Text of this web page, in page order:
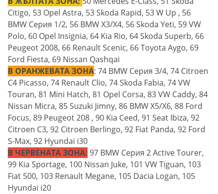
Citigo, 53 Opel Astra, 53 Skoda Rapid, 53 W Up , 56
BMW Серия 1/2, 56 BMW X3/X4, 56 Skoda Yeti, 59 VW
Polo, 60 Opel Insignia, 64 Kia Rio, 64 Skoda Superb, 66
Peugeot 2008, 66 Renault Scеnic, 66 Toyota Aygo, 69
Ford Fiesta, 69 Nissan Qashqai
В ОРАНЖЕВАТА ЗОНА: 74 BMW Серия 3/4, 74 Citroеn
C4 Picasso, 74 Renault Clio, 74 Skoda Fabia, 74 VW
Touran, 81 Mini Hatch, 81 Opel Corsa, 83 VW Caddy, 84
Nissan Micra, 85 Suzuki Jimny, 86 BMW X5/X6, 88 Ford
Focus, 89 Peugeot 208 , 90 Kia Ceed, 91 Seat Ibiza, 92
Citroen C3, 92 Citroen Berlingo, 92 Fiat Panda, 92 Ford
S-Max, 92 Hyundai i30
В ЧЕРВЕНАТА ЗОНА: 97 BMW Серия 2 Active Tourer,
99 Kia Sportage, 100 Nissan Juke, 101 VW Tiguan, 103
Fiat 500, 103 Renault Mеgane, 105 Dacia Logan, 105
Hyundai i20